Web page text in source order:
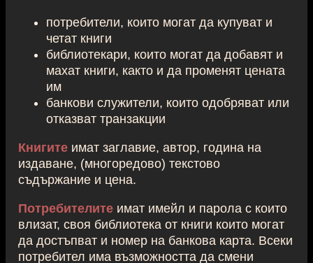
потребители, които могат да купуват и
четат книги
библиотекари, които могат да добавят и
махат книги, както и да променят цената
им
банкови служители, които одобряват или
отказват транзакции
Книгите имат заглавие, автор, година на
издаване, (многоредово) текстово
съдържание и цена.
Потребителите имат имейл и парола с които
влизат, своя библиотека от книги които могат
да достъпват и номер на банкова карта. Всеки
потребител има възможността да смени